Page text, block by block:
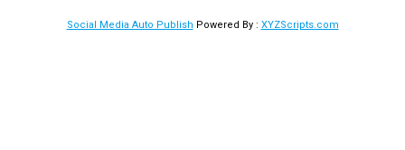
Social Media Auto Publish Powered By : XYZScripts.com